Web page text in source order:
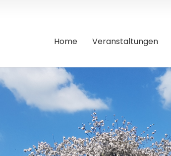
Home Veranstaltungen